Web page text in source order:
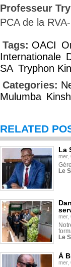
Professeur
PCA de la
Tags: OACI
Internationale
SA Tryphon
Categories:
Mulumba
RELATED
La
mer,
Le
mer,
Le
À
mer,